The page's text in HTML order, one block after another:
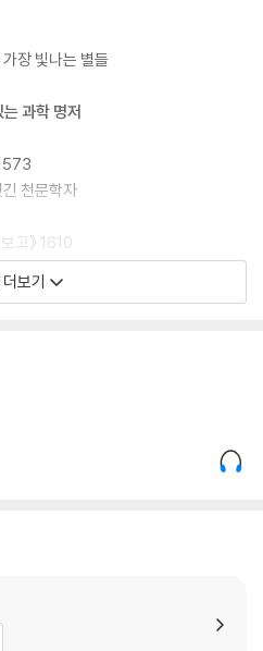
장 빛나는 별들
과학 명저
천문학자
고》 1610
알리다
한 세기의 명저
의 발자취》 1973
위대한 과학 명저
보기